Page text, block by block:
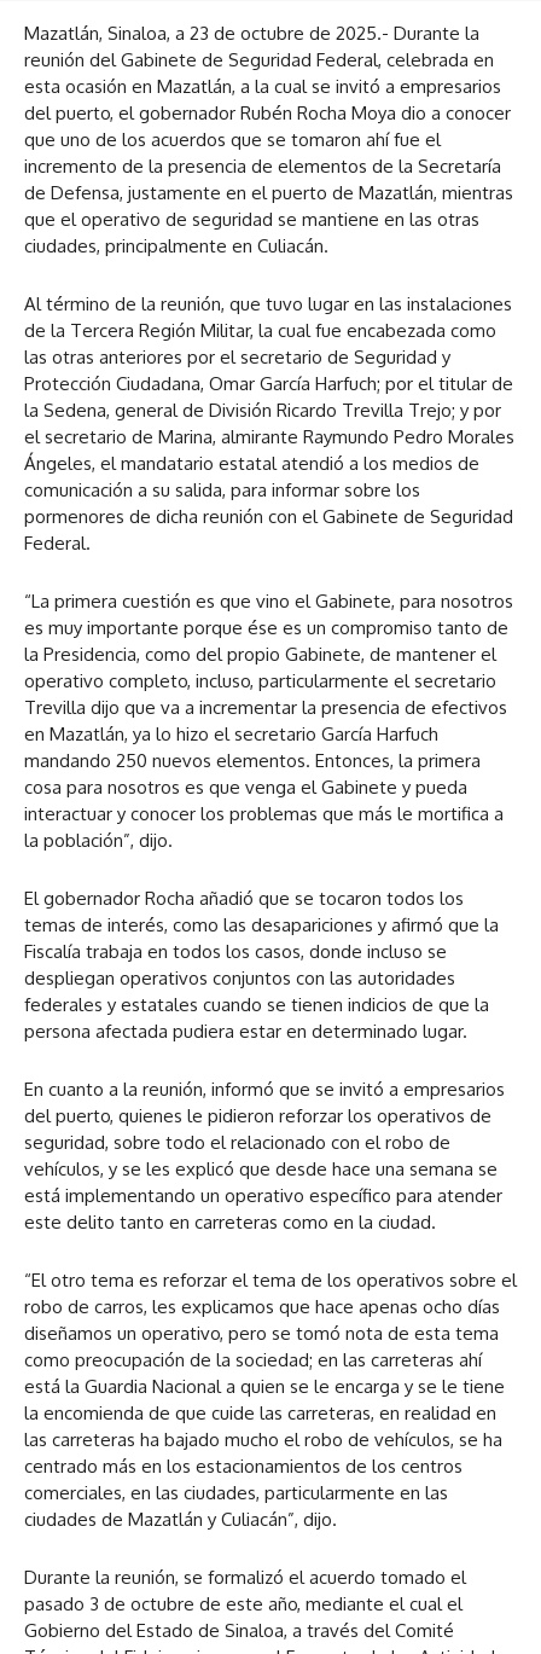
Mazatlán, Sinaloa, a 23 de octubre de 2025.- Durante la
reunión del Gabinete de Seguridad Federal, celebrada en
esta ocasión en Mazatlán, a la cual se invitó a empresarios
del puerto, el gobernador Rubén Rocha Moya dio a conocer
que uno de los acuerdos que se tomaron ahí fue el
incremento de la presencia de elementos de la Secretaría
de Defensa, justamente en el puerto de Mazatlán, mientras
que el operativo de seguridad se mantiene en las otras
ciudades, principalmente en Culiacán.
Al término de la reunión, que tuvo lugar en las instalaciones
de la Tercera Región Militar, la cual fue encabezada como
las otras anteriores por el secretario de Seguridad y
Protección Ciudadana, Omar García Harfuch; por el titular de
la Sedena, general de División Ricardo Trevilla Trejo; y por
el secretario de Marina, almirante Raymundo Pedro Morales
Ángeles, el mandatario estatal atendió a los medios de
comunicación a su salida, para informar sobre los
pormenores de dicha reunión con el Gabinete de Seguridad
Federal.
“La primera cuestión es que vino el Gabinete, para nosotros
es muy importante porque ése es un compromiso tanto de
la Presidencia, como del propio Gabinete, de mantener el
operativo completo, incluso, particularmente el secretario
Trevilla dijo que va a incrementar la presencia de efectivos
en Mazatlán, ya lo hizo el secretario García Harfuch
mandando 250 nuevos elementos. Entonces, la primera
cosa para nosotros es que venga el Gabinete y pueda
interactuar y conocer los problemas que más le mortifica a
la población”, dijo.
El gobernador Rocha añadió que se tocaron todos los
temas de interés, como las desapariciones y afirmó que la
Fiscalía trabaja en todos los casos, donde incluso se
despliegan operativos conjuntos con las autoridades
federales y estatales cuando se tienen indicios de que la
persona afectada pudiera estar en determinado lugar.
En cuanto a la reunión, informó que se invitó a empresarios
del puerto, quienes le pidieron reforzar los operativos de
seguridad, sobre todo el relacionado con el robo de
vehículos, y se les explicó que desde hace una semana se
está implementando un operativo específico para atender
este delito tanto en carreteras como en la ciudad.
“El otro tema es reforzar el tema de los operativos sobre el
robo de carros, les explicamos que hace apenas ocho días
diseñamos un operativo, pero se tomó nota de esta tema
como preocupación de la sociedad; en las carreteras ahí
está la Guardia Nacional a quien se le encarga y se le tiene
la encomienda de que cuide las carreteras, en realidad en
las carreteras ha bajado mucho el robo de vehículos, se ha
centrado más en los estacionamientos de los centros
comerciales, en las ciudades, particularmente en las
ciudades de Mazatlán y Culiacán”, dijo.
Durante la reunión, se formalizó el acuerdo tomado el
pasado 3 de octubre de este año, mediante el cual el
Gobierno del Estado de Sinaloa, a través del Comité